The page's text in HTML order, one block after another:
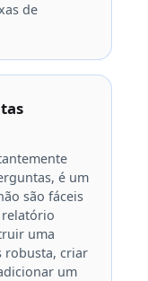
de
é um
são fáceis
relatório
uma
robusta, criar
um